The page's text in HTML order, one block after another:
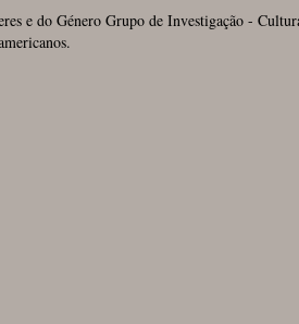
e do Género Grupo de Investigação -